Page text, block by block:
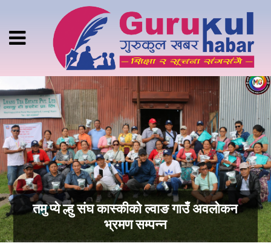
तमु प्ये ल्हु संघ कास्कीको ल्वाङ गाउँ अवलोकन
भ्रमण सम्पन्न